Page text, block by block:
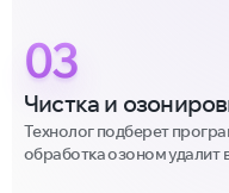
03
Чистка и
Технолог подберет
обработка озоном удалит